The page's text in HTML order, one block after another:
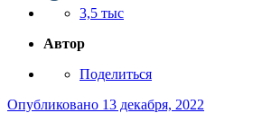
3,5 тыс
Автор
Поделиться
Опубликовано 13 декабря, 2022